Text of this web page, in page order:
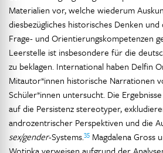
Materialien vor, welche wiederum
diesbezügliches historisches Denken
Frage- und Orientierungskompetenzen
Leerstelle ist insbesondere für die
zu beklagen. International haben Delfin
Mitautor*innen historische Narrationen
Schüler*innen untersucht. Die
auf die Persistenz stereotyper,
androzentrischer Perspektiven und die
sex/gender-Systems.35 Magdalena Gross